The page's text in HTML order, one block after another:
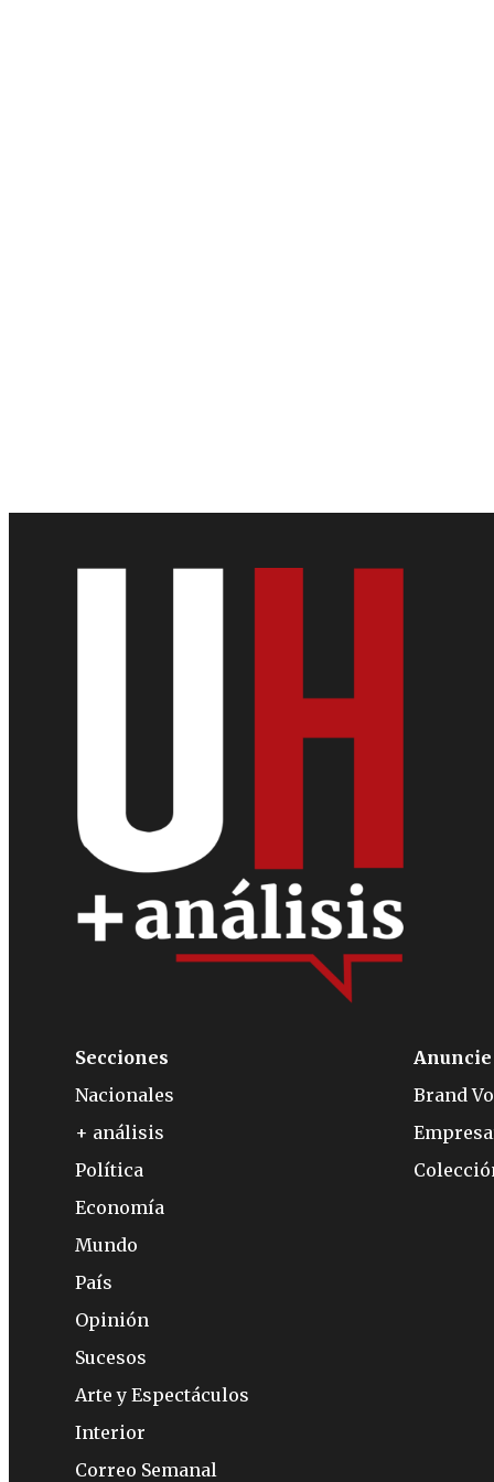
Secciones
Nacionales
+ análisis
Política
Economía
Mundo
País
Opinión
Sucesos
Arte y Espectáculos
Interior
Correo Semanal
Brand